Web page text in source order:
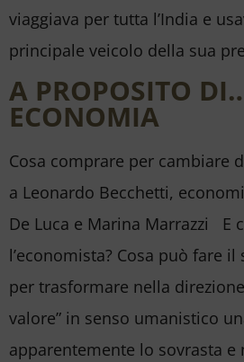
viaggiava per tutta l’India e
principale veicolo della sua
A PROPOSITO
ECONOMIA
Cosa comprare per cambiare
a Leonardo Becchetti,
De Luca e Marina Marrazzi E
l’economista? Cosa può fare
per trasformare nella
valore” in senso umanistico
apparentemente lo sovrasta e